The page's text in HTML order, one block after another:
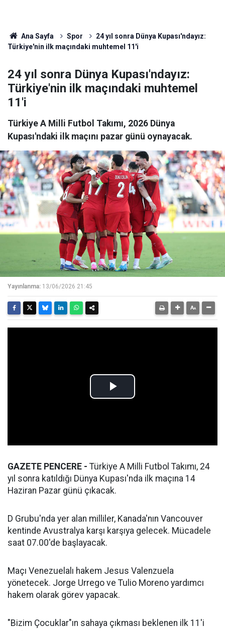
Ana Sayfa Spor
24 yıl sonra Dünya Kupası'ndayız:
Türkiye'nin ilk maçındaki muhtemel 11'i
24 yıl sonra Dünya Kupası'ndayız:
Türkiye'nin ilk maçındaki muhtemel
11'i
Türkiye A Milli Futbol Takımı, 2026 Dünya
Kupası'ndaki ilk maçını pazar günü oynayacak.
Yayınlanma: 13/06/2026 21:45
GAZETE PENCERE - Türkiye A Milli Futbol Takımı, 24
yıl sonra katıldığı Dünya Kupası'nda ilk maçına 14
Haziran Pazar günü çıkacak.
D Grubu'nda yer alan milliler, Kanada'nın Vancouver
kentinde Avustralya karşı karşıya gelecek. Mücadele
saat 07.00'de başlayacak.
Maçı Venezuelalı hakem Jesus Valenzuela
yönetecek. Jorge Urrego ve Tulio Moreno yardımcı
hakem olarak görev yapacak.
"Bizim Çocuklar"ın sahaya çıkması beklenen ilk 11'i